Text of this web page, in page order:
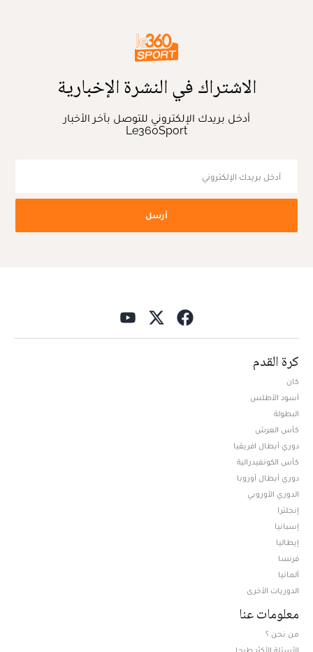
الاشتراك في النشرة الإخبارية
أدخل بريدك الإلكتروني للتوصل بآخر الأخبار
Le360Sport
أرسل
كرة القدم
كان
أسود الأطلس
البطولة
كأس العرش
دوري أبطال افريقيا
كأس الكونفيدرالية
دوري أبطال أوروبا
الدوري الأوروبي
إنجلترا
إسبانيا
إيطاليا
فرنسا
ألمانيا
الدوريات الأخرى
معلومات عنا
من نحن ؟
الأسئلة الأكثر طرحا